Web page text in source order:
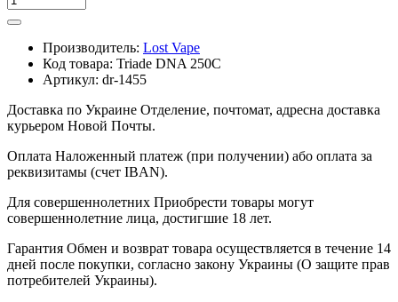
Производитель: Lost Vape
Код товара: Triade DNA 250C
Артикул: dr-1455
Доставка по Украине Отделение, почтомат, адресна доставка
курьером Новой Почты.
Оплата Наложенный платеж (при получении) або оплата за
реквизитамы (счет IBAN).
Для совершеннолетних Приобрести товары могут
совершеннолетние лица, достигшие 18 лет.
Гарантия Обмен и возврат товара осуществляется в течение 14
дней после покупки, согласно закону Украины (О защите прав
потребителей Украины).